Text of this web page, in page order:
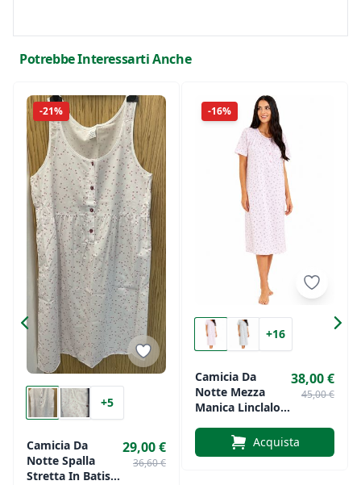
Potrebbe Interessarti Anche
-21%
+5
Camicia Da
Notte Spalla
Stretta In Batista
29,00 €
36,60 €
-16%
+16
Camicia Da
Notte Mezza
Manica Linclalor
38,00 €
45,00 €
Acquista